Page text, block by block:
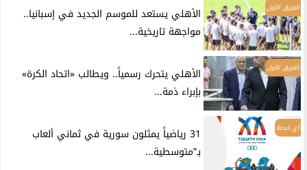
الفريق الأول
الأهلي يستعد للموسم الجديد في إسبانيا..
مواجهة تاريخية...
الفريق الأول
الأهلي يتحرك رسمياً.. ويطالب «اتحاد الكرة»
بإبراء ذمة...
أي خدمة
31 رياضياً يمثلون سورية في ثماني ألعاب
بـ”متوسطية...